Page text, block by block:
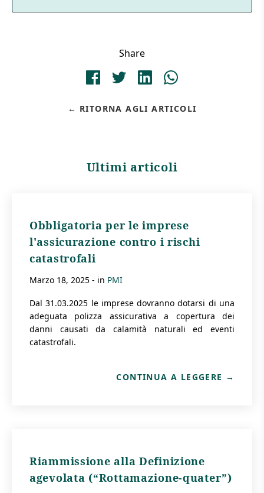
Share
RITORNA AGLI ARTICOLI
Ultimi articoli
Obbligatoria per le imprese
l'assicurazione contro i rischi
catastrofali
marzo 18, 2025 - in PMI
Dal 31.03.2025 le imprese dovranno dotarsi di una
adeguata polizza assicurativa a copertura dei
danni causati da calamità naturali ed eventi
catastrofali.
CONTINUA A LEGGERE
Riammissione alla Definizione
agevolata (“Rottamazione-quater”)